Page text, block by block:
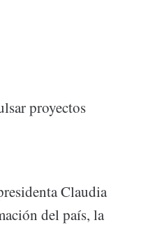
proyectos
Claudia
del país, la